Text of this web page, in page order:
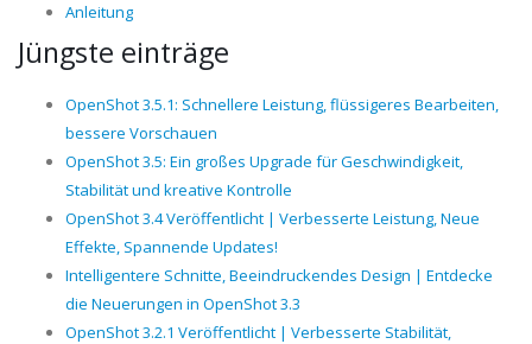
Anleitung
Jüngste einträge
OpenShot 3.5.1: Schnellere Leistung, flüssigeres Bearbeiten,
bessere Vorschauen
OpenShot 3.5: Ein großes Upgrade für Geschwindigkeit,
Stabilität und kreative Kontrolle
OpenShot 3.4 Veröffentlicht | Verbesserte Leistung, Neue
Effekte, Spannende Updates!
Intelligentere Schnitte, Beeindruckendes Design | Entdecke
die Neuerungen in OpenShot 3.3
OpenShot 3.2.1 Veröffentlicht | Verbesserte Stabilität,